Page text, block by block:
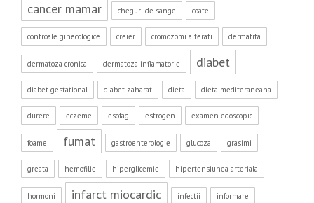
cancer mamar
cheguri de sange coate
controale ginecologice creier cromozomi alterati dermatita
dermatoza cronica dermatoza inflamatorie diabet
diabet gestational diabet zaharat dieta dieta mediteraneana
durere eczeme esofag estrogen examen edoscopic
foame fumat gastroenterologie glucoza grasimi
greata hemofilie hiperglicemie hipertensiunea arteriala
hormoni infarct miocardic infectii informare